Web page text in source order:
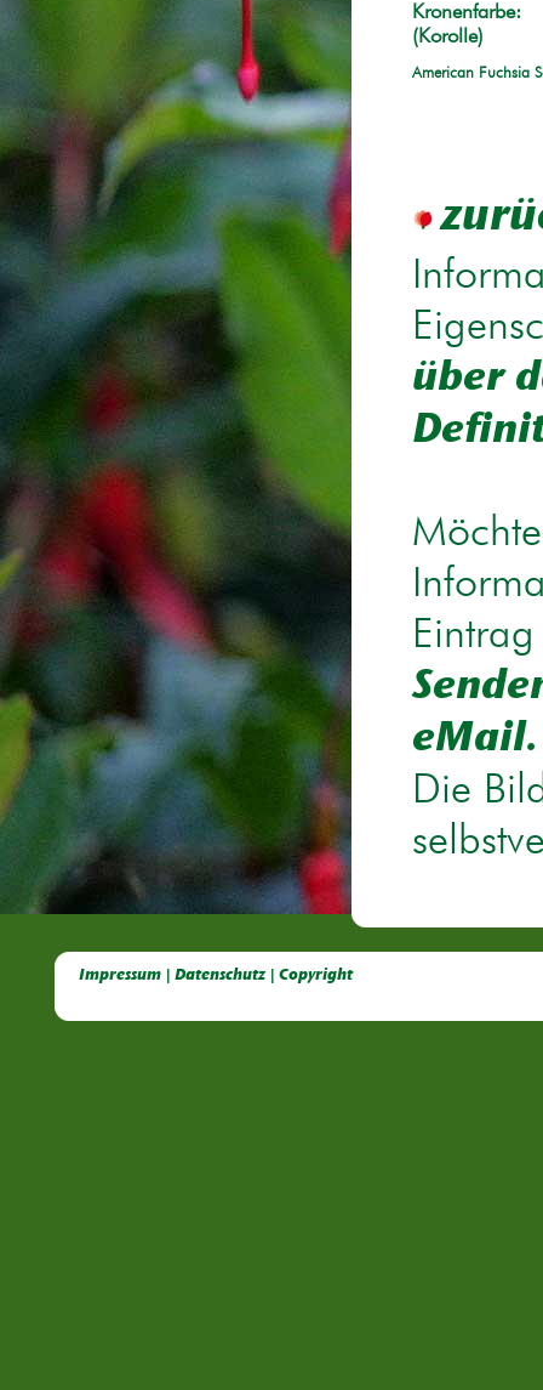
Kronenfarbe:
(Korolle)
American Fuchsia
über
eMail.
Die
Impressum | Datenschutz | Copyright